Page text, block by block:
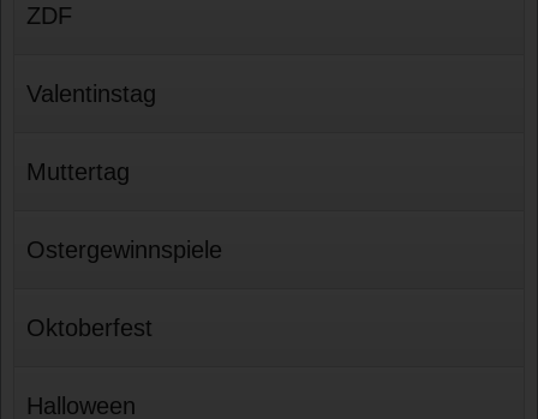
ZDF
Valentinstag
Muttertag
Ostergewinnspiele
Oktoberfest
Halloween